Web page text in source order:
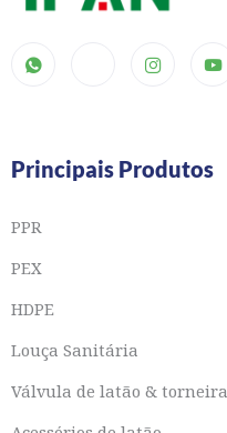
Principais Produtos
PPR
PEX
HDPE
Louça Sanitária
Válvula de latão & torneira